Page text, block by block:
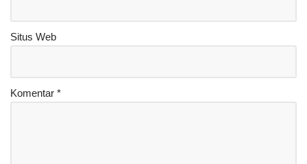
Situs Web
Komentar *